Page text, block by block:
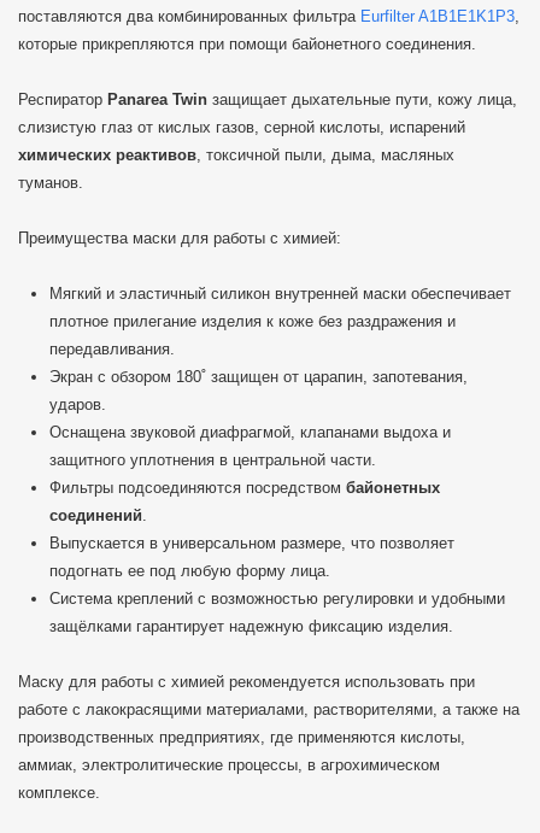
поставляются два комбинированных фильтра Eurfilter A1B1E1K1P3,
которые прикрепляются при помощи байонетного соединения.
Респиратор Panarea Twin защищает дыхательные пути, кожу лица,
слизистую глаз от кислых газов, серной кислоты, испарений
химических реактивов, токсичной пыли, дыма, масляных
туманов.
Преимущества маски для работы с химией:
Мягкий и эластичный силикон внутренней маски обеспечивает
плотное прилегание изделия к коже без раздражения и
передавливания.
Экран с обзором 180˚ защищен от царапин, запотевания,
ударов.
Оснащена звуковой диафрагмой, клапанами выдоха и
защитного уплотнения в центральной части.
Фильтры подсоединяются посредством байонетных
соединений.
Выпускается в универсальном размере, что позволяет
подогнать ее под любую форму лица.
Система креплений с возможностью регулировки и удобными
защёлками гарантирует надежную фиксацию изделия.
Маску для работы с химией рекомендуется использовать при
работе с лакокрасящими материалами, растворителями, а также на
производственных предприятиях, где применяются кислоты,
аммиак, электролитические процессы, в агрохимическом
комплексе.